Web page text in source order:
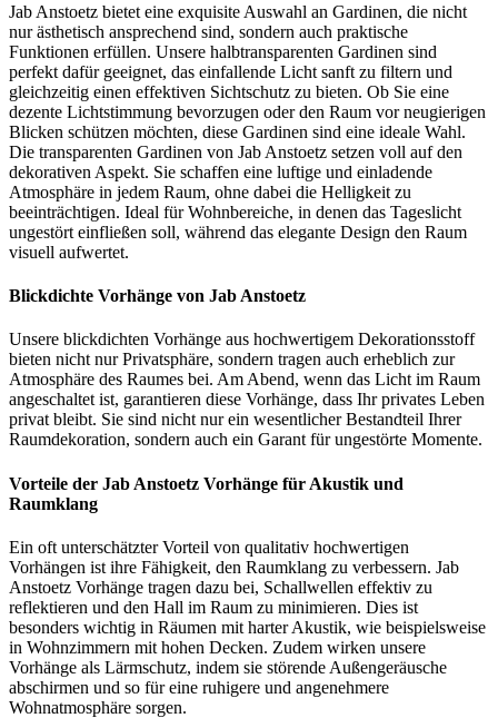
Jab Anstoetz bietet eine exquisite Auswahl an Gardinen, die nicht
nur ästhetisch ansprechend sind, sondern auch praktische
Funktionen erfüllen. Unsere halbtransparenten Gardinen sind
perfekt dafür geeignet, das einfallende Licht sanft zu filtern und
gleichzeitig einen effektiven Sichtschutz zu bieten. Ob Sie eine
dezente Lichtstimmung bevorzugen oder den Raum vor neugierigen
Blicken schützen möchten, diese Gardinen sind eine ideale Wahl.
Die transparenten Gardinen von Jab Anstoetz setzen voll auf den
dekorativen Aspekt. Sie schaffen eine luftige und einladende
Atmosphäre in jedem Raum, ohne dabei die Helligkeit zu
beeinträchtigen. Ideal für Wohnbereiche, in denen das Tageslicht
ungestört einfließen soll, während das elegante Design den Raum
visuell aufwertet.
Blickdichte Vorhänge von Jab Anstoetz
Unsere blickdichten Vorhänge aus hochwertigem Dekorationsstoff
bieten nicht nur Privatsphäre, sondern tragen auch erheblich zur
Atmosphäre des Raumes bei. Am Abend, wenn das Licht im Raum
angeschaltet ist, garantieren diese Vorhänge, dass Ihr privates Leben
privat bleibt. Sie sind nicht nur ein wesentlicher Bestandteil Ihrer
Raumdekoration, sondern auch ein Garant für ungestörte Momente.
Vorteile der Jab Anstoetz Vorhänge für Akustik und
Raumklang
Ein oft unterschätzter Vorteil von qualitativ hochwertigen
Vorhängen ist ihre Fähigkeit, den Raumklang zu verbessern. Jab
Anstoetz Vorhänge tragen dazu bei, Schallwellen effektiv zu
reflektieren und den Hall im Raum zu minimieren. Dies ist
besonders wichtig in Räumen mit harter Akustik, wie beispielsweise
in Wohnzimmern mit hohen Decken. Zudem wirken unsere
Vorhänge als Lärmschutz, indem sie störende Außengeräusche
abschirmen und so für eine ruhigere und angenehmere
Wohnatmosphäre sorgen.